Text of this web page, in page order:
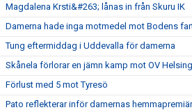
Magdalena Krsti&#263; lånas in från Skuru IK
Damerna hade inga motmedel mot Bodens
Tung eftermiddag i Uddevalla för damerna
Skånela förlorar en jämn kamp mot OV
Förlust med 5 mot Tyresö
Pato reflekterar inför damernas